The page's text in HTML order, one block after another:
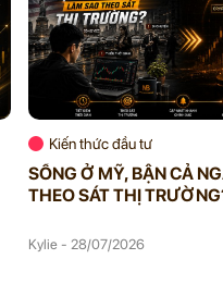
Kiến thức đầu tư
SỐNG Ở MỸ, BẬN CẢ
THEO SÁT THỊ
Kylie - 28/07/2026